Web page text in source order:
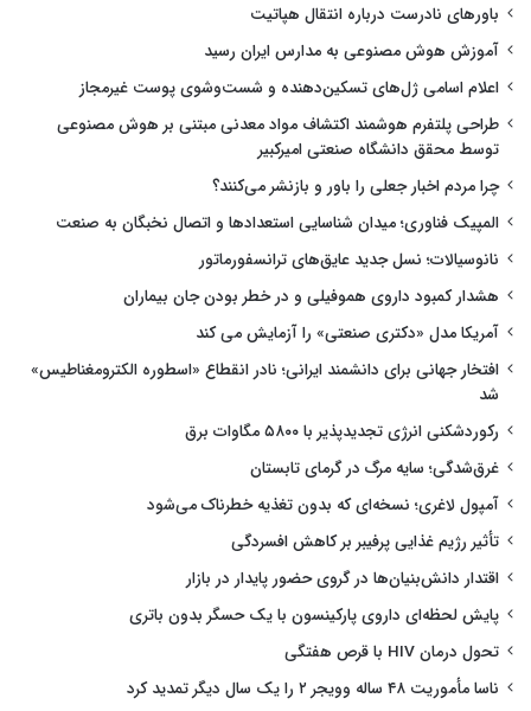
باورهای نادرست درباره انتقال هپاتیت
آموزش هوش مصنوعی به مدارس ایران رسید
اعلام اسامی ژل‌های تسکین‌دهنده و شست‌وشوی پوست غیرمجاز
طراحی پلتفرم هوشمند اکتشاف مواد معدنی مبتنی بر هوش مصنوعی
توسط محقق دانشگاه صنعتی امیرکبیر
چرا مردم اخبار جعلی را باور و بازنشر می‌کنند؟
المپیک فناوری؛ میدان شناسایی استعدادها و اتصال نخبگان به صنعت
نانوسیالات؛ نسل جدید عایق‌های ترانسفورماتور
هشدار کمبود داروی هموفیلی و در خطر بودن جان بیماران
آمریکا مدل «دکتری صنعتی» را آزمایش می کند
افتخار جهانی برای دانشمند ایرانی؛ نادر انقطاع «اسطوره الکترومغناطیس»
شد
رکوردشکنی انرژی تجدیدپذیر با ۵۸۰۰ مگاوات برق
غرق‌شدگی؛ سایه مرگ در گرمای تابستان
آمپول لاغری؛ نسخه‌ای که بدون تغذیه خطرناک می‌شود
تأثیر رژیم غذایی پرفیبر بر کاهش افسردگی
اقتدار دانش‌بنیان‌ها در گروی حضور پایدار در بازار
پایش لحظه‌ای داروی پارکینسون با یک حسگر بدون باتری
تحول درمان HIV با قرص هفتگی
ناسا مأموریت ۴۸ ساله وویجر ۲ را یک سال دیگر تمدید کرد